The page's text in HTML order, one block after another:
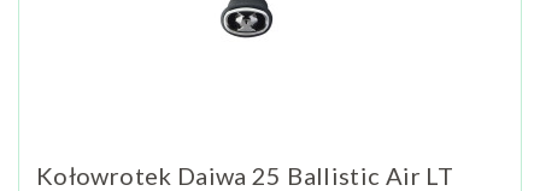
Kołowrotek Daiwa 25 Ballistic Air LT